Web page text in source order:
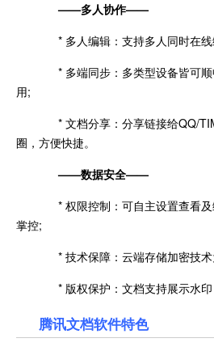
——多人协作——
* 多人编辑：支持多人同时在线
* 多端同步：多类型设备皆可顺
用;
* 文档分享：分享链接给QQ/
圈，方便快捷。
——数据安全——
* 权限控制：可自主设置查看及
掌控;
* 技术保障：云端存储加密技术
* 版权保护：文档支持展示水印
腾讯文档软件特色